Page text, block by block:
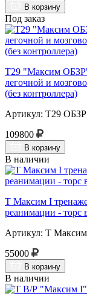
В корзину
Под заказ
Т29 "Максим
легочной и
(без контроллера)
Артикул: Т29 ОБЗР
109800
В корзину
В наличии
Т Максим I
реанимации - торс
Артикул: Т
55000
В корзину
В наличии